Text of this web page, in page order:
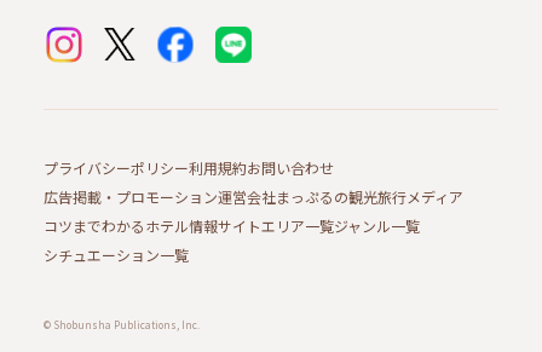
プライバシーポリシー利用規約お問い合わせ
広告掲載・プロモーション運営会社まっぷるの観光旅行メディア
コツまでわかるホテル情報サイトエリア一覧ジャンル一覧
シチュエーション一覧
© Shobunsha Publications, Inc.